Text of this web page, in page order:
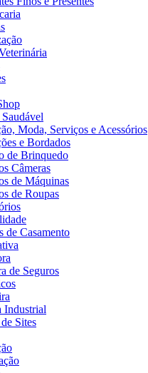
Moda, Serviços e Acessórios
e Bordados
de Brinquedo
Câmeras
de Máquinas
de Roupas
de Casamento
de Seguros
Industrial
Sites